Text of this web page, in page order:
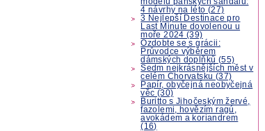
4 návrhy na léto (27)
3 Nejlepší Destinace pro
Last Minute dovolenou u
moře 2024 (39)
Ozdobte se s grácii:
Průvodce výběrem
dámských doplňků (55)
Sedm nejkrásnějších měst v
celém Chorvatsku (37)
Papír, obyčejná neobyčejná
věc (30)
Buritto s Jihočeským žervé,
fazolemi, hovězím ragú,
avokádem a koriandrem
(16)